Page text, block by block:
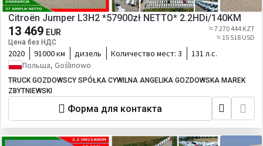
Citroën Jumper L3H2 *57900zł NETTO* 2.2HDi/140KM
13 469 EUR
Цена без НДС
≈ 7 270 444 KZT
≈ 15 518 USD
2020 91000 км дизель Количество мест: 3
131 л.с.
Польша, Goślinowo
TRUCK GOZDOWSCY SPÓŁKA CYWILNA ANGELIKA GOZDOWSKA MAREK
ZBYTNIEWSKI
Форма для контакта